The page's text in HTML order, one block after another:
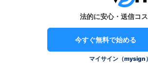
法的に安心・送信コ
今すぐ無料で始める
マイサイン（mysign